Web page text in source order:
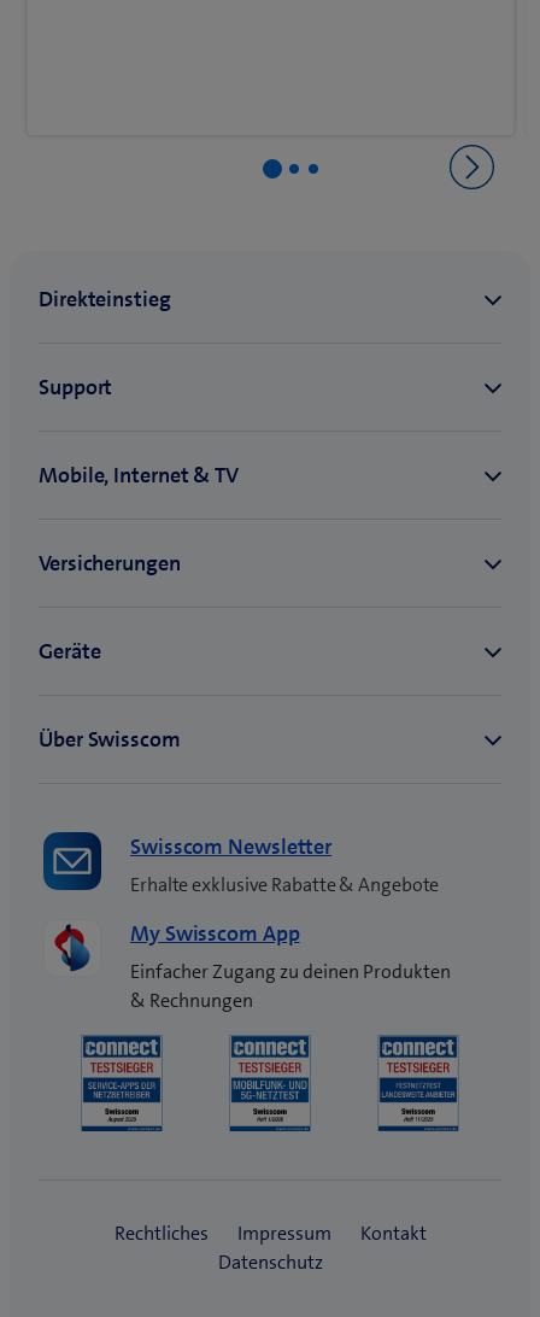
Swisscom Newsletter
Erhalte exklusive Rabatte & Angebote
My Swisscom App
Einfacher Zugang zu deinen Produkten
& Rechnungen